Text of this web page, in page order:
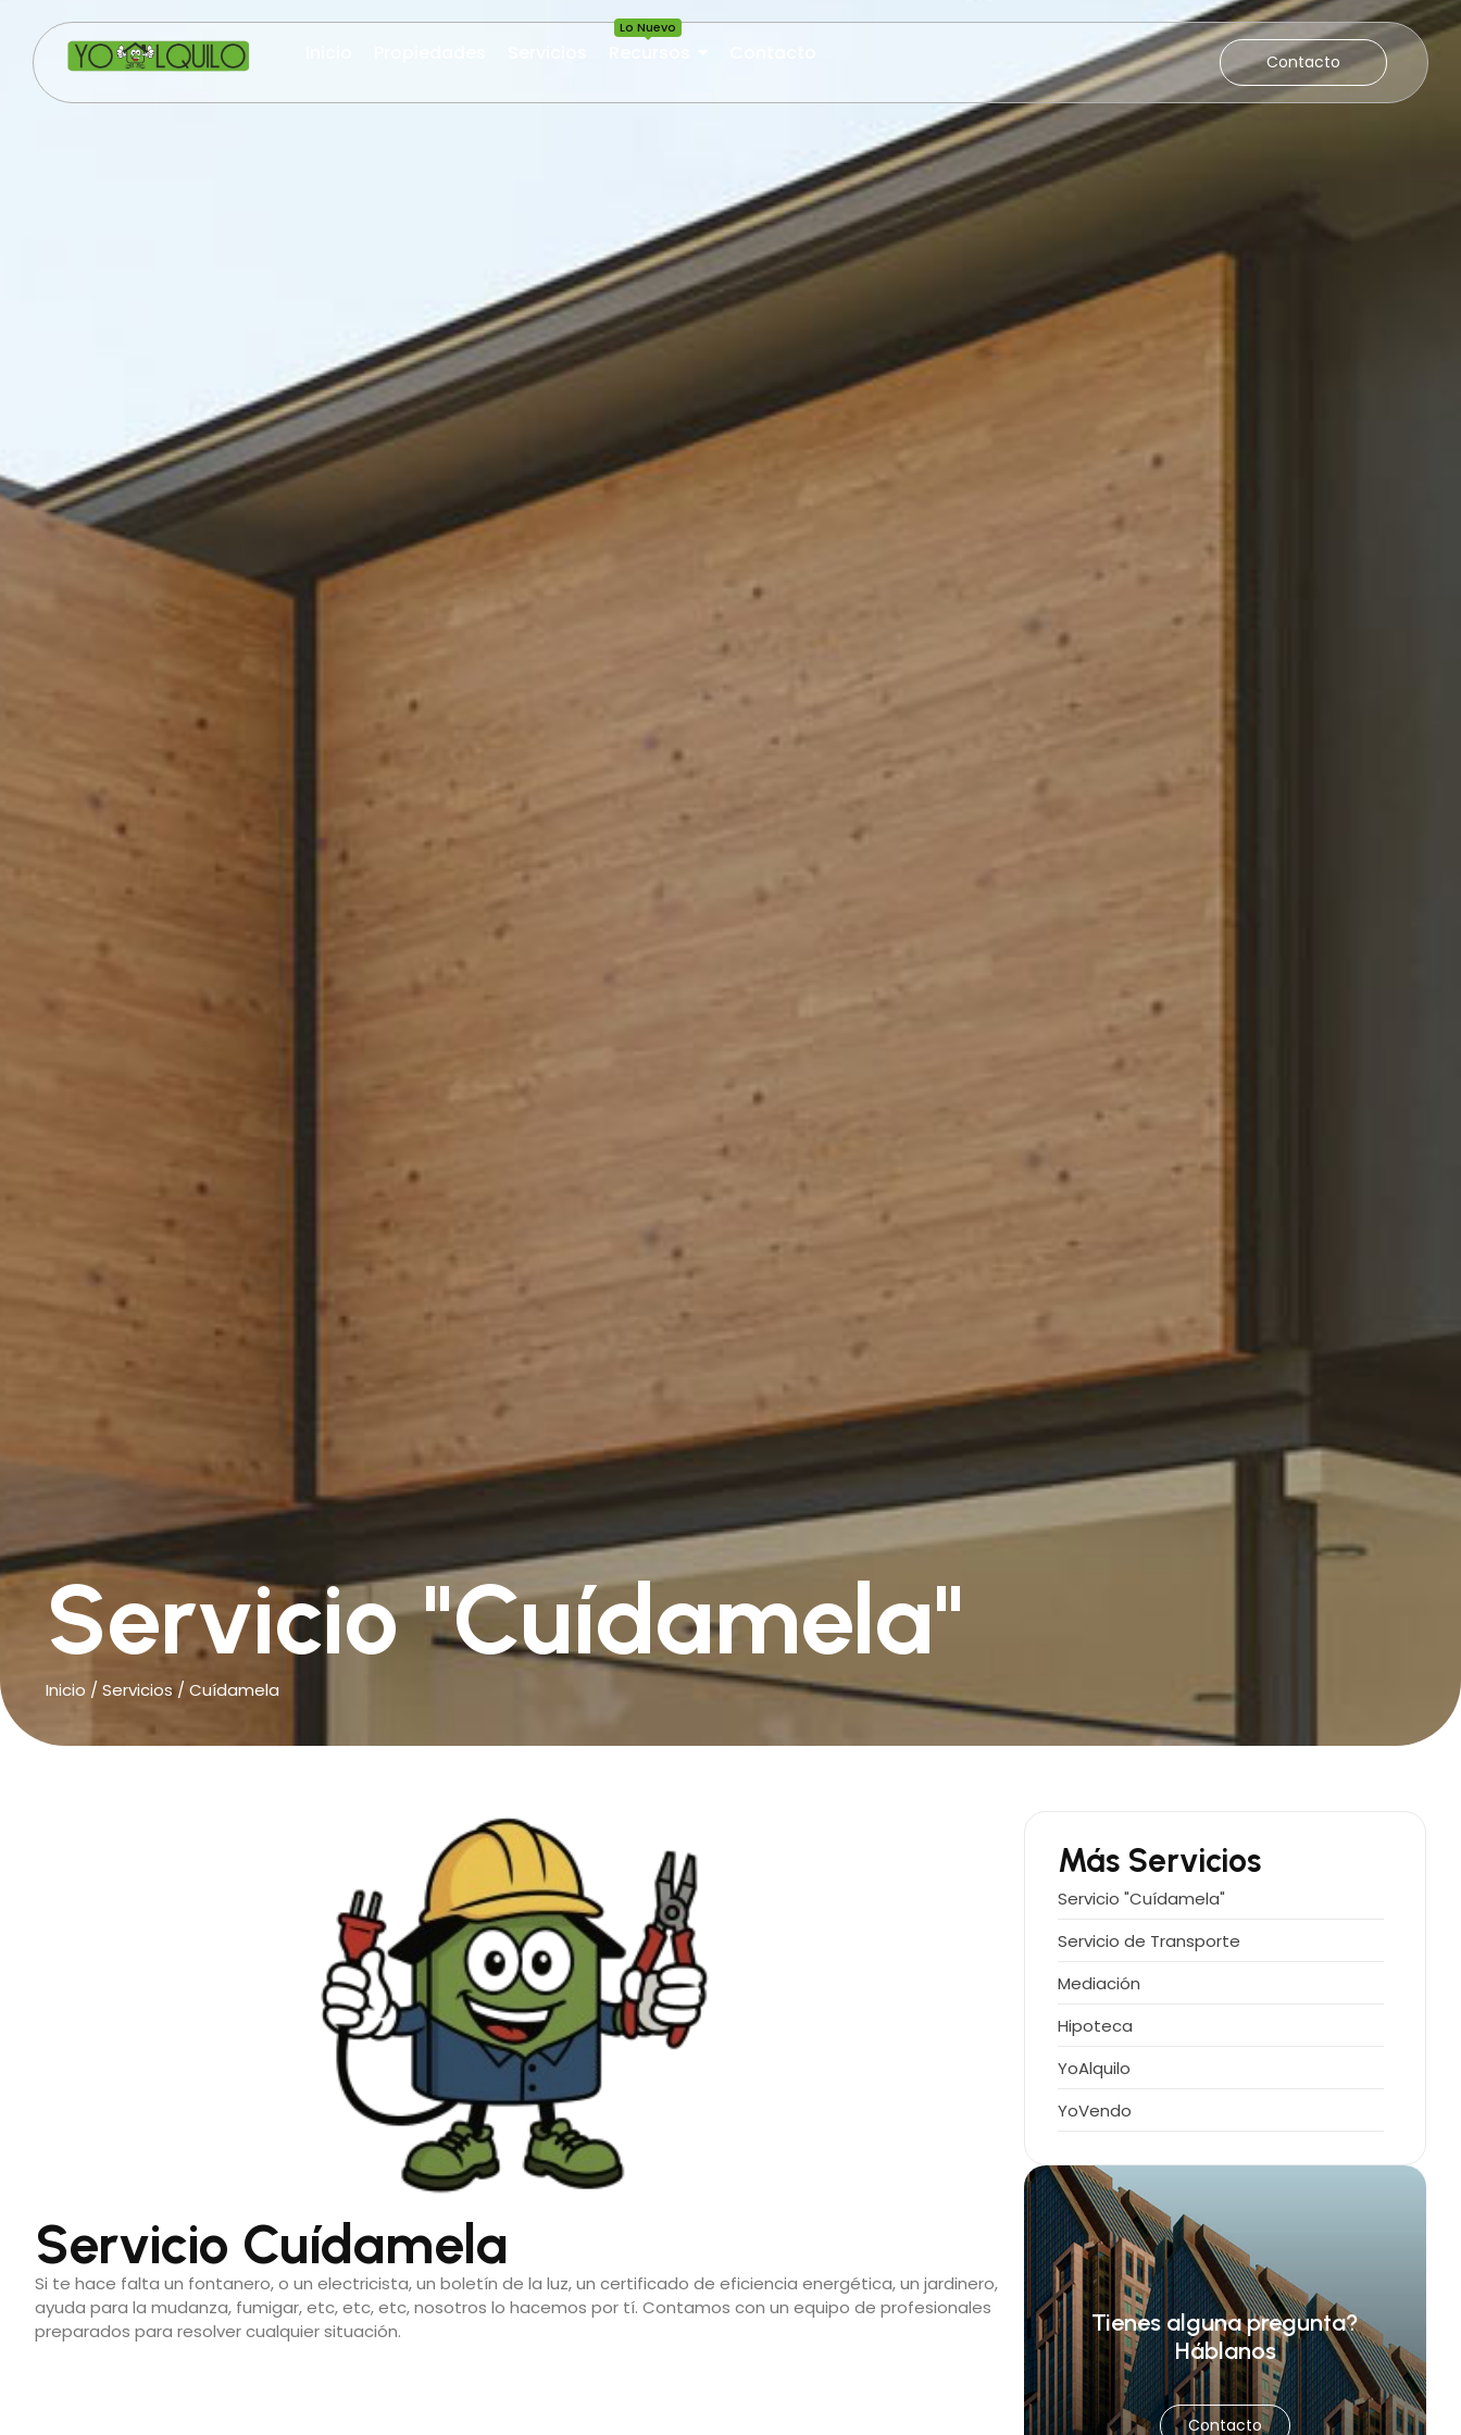
Lo Nuevo
Contacto
Servicio "Cuídamela"
Inicio / Servicios / Cuídamela
Servicio Cuídamela
Si te hace falta un fontanero, o un electricista, un boletín de la luz, un certificado de eficiencia energética, un jardinero,
ayuda para la mudanza, fumigar, etc, etc, etc, nosotros lo hacemos por tí. Contamos con un equipo de profesionales
preparados para resolver cualquier situación.
Más Servicios
Servicio "Cuídamela"
Servicio de Transporte
Mediación
Hipoteca
YoAlquilo
YoVendo
Tienes alguna pregunta?
Háblanos
Contacto